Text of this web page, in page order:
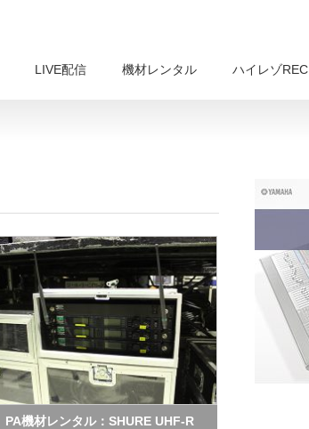
LIVE配信 機材レンタル ハイレゾREC
PA機材レンタル：SHURE UHF-R